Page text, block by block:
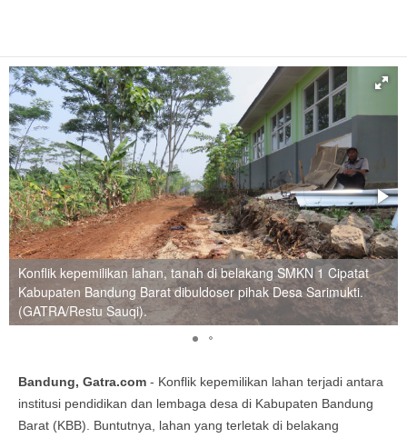
Konflik kepemilikan lahan, tanah di belakang SMKN 1 Cipatat
Kabupaten Bandung Barat dibuldoser pihak Desa Sarimukti.
(GATRA/Restu Sauqi).
Bandung, Gatra.com - Konflik kepemilikan lahan terjadi antara
institusi pendidikan dan lembaga desa di Kabupaten Bandung
Barat (KBB). Buntutnya, lahan yang terletak di belakang